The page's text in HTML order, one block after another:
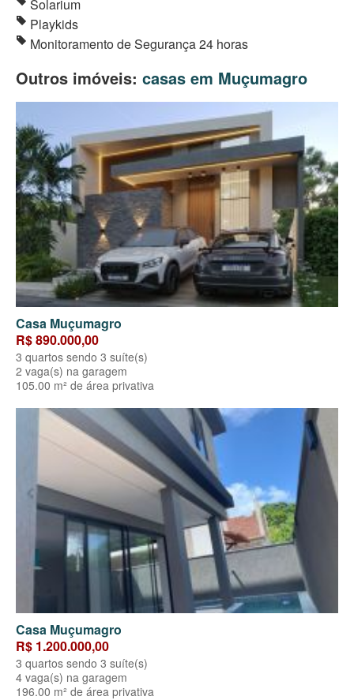
Solarium
Playkids
Monitoramento de Segurança 24 horas
Outros imóveis: casas em Muçumagro
Casa Muçumagro
R$ 890.000,00
3 quartos sendo 3 suíte(s)
2 vaga(s) na garagem
105.00 m² de área privativa
Casa Muçumagro
R$ 1.200.000,00
3 quartos sendo 3 suíte(s)
4 vaga(s) na garagem
196.00 m² de área privativa